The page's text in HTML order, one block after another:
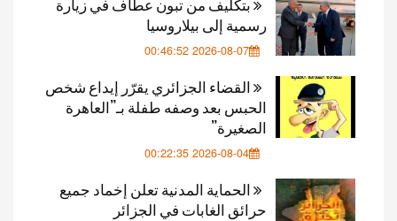
رسمية إلى بيلاروسيا
2026-08-07 00:46:52
القضاء الجزائري يقرّر إيداع شخص
الحبس بعد وصفه طفلة بـ”العاهرة
الصغيرة”
2026-08-04 00:22:35
الحماية المدنية تعلن إخماد جميع
حرائق الغابات في الجزائر